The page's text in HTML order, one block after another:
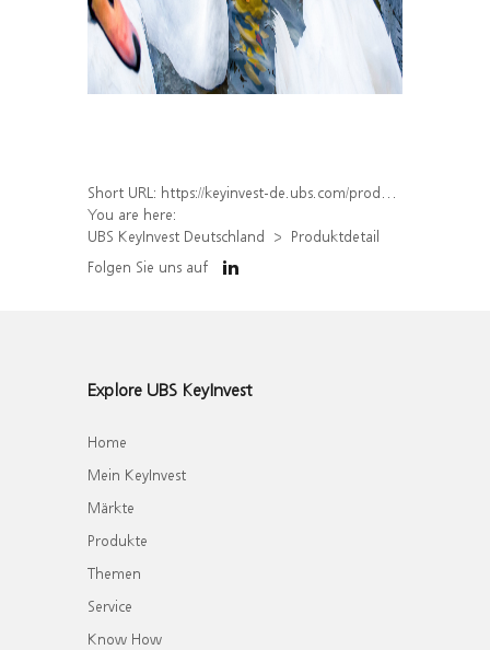
Short URL: https://keyinvest-de.ubs.com/produkt/detail/index/isin/DE000WA8YE80
You are here:
UBS KeyInvest Deutschland
Produktdetail
Folgen Sie uns auf
Explore UBS KeyInvest
Home
Mein KeyInvest
Märkte
Produkte
Themen
Service
Know How